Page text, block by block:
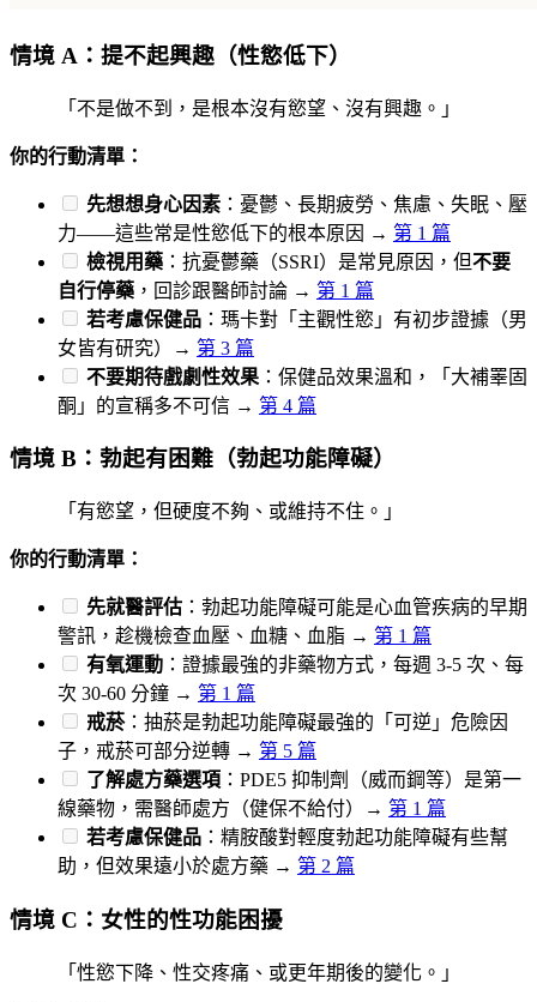
情境 A：提不起興趣（性慾低下）
「不是做不到，是根本沒有慾望、沒有興趣。」
你的行動清單：
先想想身心因素 ：憂鬱、長期疲勞、焦慮、失眠、壓
力——這些常是性慾低下的根本原因 → 第 1 篇
檢視用藥 ：抗憂鬱藥（SSRI）是常見原因，但不要
自行停藥 ，回診跟醫師討論 → 第 1 篇
若考慮保健品 ：瑪卡對「主觀性慾」有初步證據（男
女皆有研究）→ 第 3 篇
不要期待戲劇性效果 ：保健品效果溫和，「大補睪固
酮」的宣稱多不可信 → 第 4 篇
情境 B：勃起有困難（勃起功能障礙）
「有慾望，但硬度不夠、或維持不住。」
你的行動清單：
先就醫評估 ：勃起功能障礙可能是心血管疾病的早期
警訊，趁機檢查血壓、血糖、血脂 → 第 1 篇
有氧運動 ：證據最強的非藥物方式，每週 3-5 次、每
次 30-60 分鐘 → 第 1 篇
戒菸：抽菸是勃起功能障礙最強的「可逆」危險因
子，戒菸可部分逆轉 → 第 5 篇
了解處方藥選項 ：PDE5 抑制劑（威而鋼等）是第一
線藥物，需醫師處方（健保不給付）→ 第 1 篇
若考慮保健品 ：精胺酸對輕度勃起功能障礙有些幫
助，但效果遠小於處方藥 → 第 2 篇
情境 C：女性的性功能困擾
「性慾下降、性交疼痛、或更年期後的變化。」